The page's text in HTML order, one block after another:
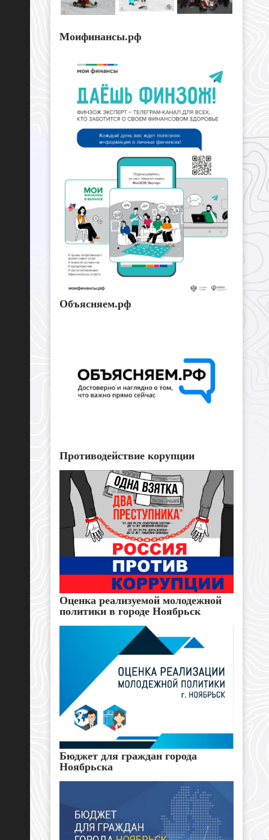
Моифинансы.рф
Объясняем.рф
Противодействие корупции
Оценка реализуемой молодежной
политики в городе Ноябрьск
Бюджет для граждан города
Ноябрьска